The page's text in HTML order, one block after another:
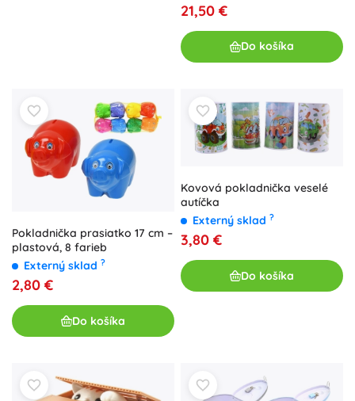
21,50 €
Do košíka
Pokladnička prasiatko 17 cm –
plastová, 8 farieb
Externý sklad ?
2,80 €
Do košíka
Kovová pokladnička veselé
autíčka
Externý sklad ?
3,80 €
Do košíka